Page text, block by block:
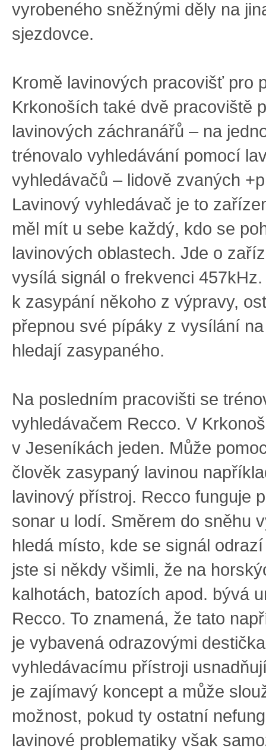
vyrobeného sněžnými děly na
sjezdovce.
Kromě lavinových pracovišť pro
Krkonoších také dvě pracoviště
lavinových záchranářů – na
trénovalo vyhledávání pomocí
vyhledávačů – lidově zvaných
Lavinový vyhledávač je to
měl mít u sebe každý, kdo se
lavinových oblastech. Jde o
vysílá signál o frekvenci
k zasypání někoho z výpravy,
přepnou své pípáky z vysílání
hledají zasypaného.
Na posledním pracovišti se
vyhledávačem Recco. V
v Jeseníkách jeden. Může
člověk zasypaný lavinou
lavinový přístroj. Recco funguje
sonar u lodí. Směrem do sněhu
hledá místo, kde se signál
jste si někdy všimli, že na
kalhotách, batozích apod. bývá
Recco. To znamená, že tato
je vybavená odrazovými
vyhledávacímu přístroji
je zajímavý koncept a může
možnost, pokud ty ostatní
lavinové problematiky však